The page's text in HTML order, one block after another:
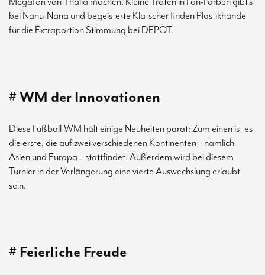
bei Nanu-Nana und begeisterte Klatscher finden Plastikhände
für die Extraportion Stimmung bei DEPOT.
# WM der Innovationen
Diese Fußball-WM hält einige Neuheiten parat: Zum einen ist es
die erste, die auf zwei verschiedenen Kontinenten – nämlich
Asien und Europa – stattfindet. Außerdem wird bei diesem
Turnier in der Verlängerung eine vierte Auswechslung erlaubt
sein.
# Feierliche Freude